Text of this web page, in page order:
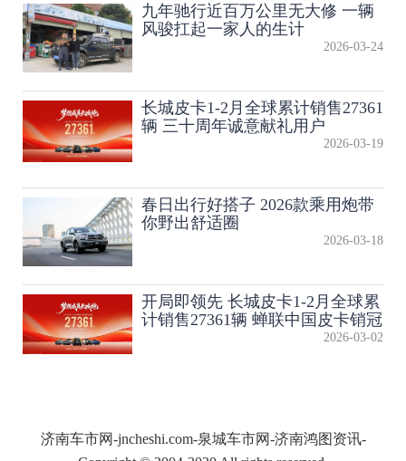
九年驰行近百万公里无大修 一辆
风骏扛起一家人的生计
2026-03-24
长城皮卡1-2月全球累计销售27361
辆 三十周年诚意献礼用户
2026-03-19
春日出行好搭子 2026款乘用炮带
你野出舒适圈
2026-03-18
开局即领先 长城皮卡1-2月全球累
计销售27361辆 蝉联中国皮卡销冠
2026-03-02
济南车市网-jncheshi.com-泉城车市网-济南鸿图资讯-